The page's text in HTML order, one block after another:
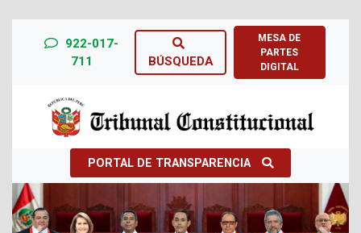
922-017-
711
BÚSQUEDA
MESA DE
PARTES
DIGITAL
PORTAL DE TRANSPARENCIA